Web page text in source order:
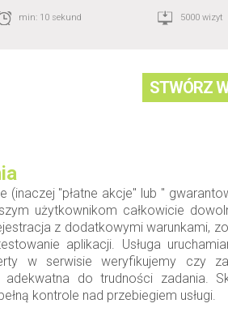
min: 10 sekund 5000 wizyt
STWÓRZ
(inaczej "płatne akcje" lub "
użytkownikom całkowicie
z dodatkowymi warunkami,
aplikacji. Usługa
w serwisie weryfikujemy czy
do trudności zadania.
kontrole nad przebiegiem usługi.